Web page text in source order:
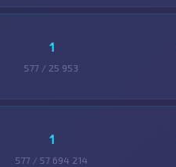
1
577 / 25 953
1
577 / 57 694 214